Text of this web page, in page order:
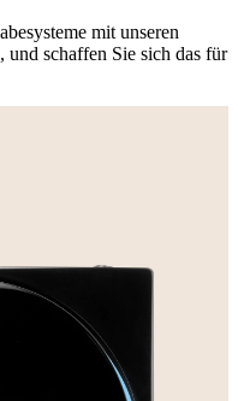
mit unseren
und schaffen Sie sich das für